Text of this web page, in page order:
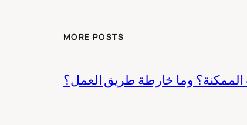
MORE POSTS
الممكنة؟ وما خارطة طريق العمل؟